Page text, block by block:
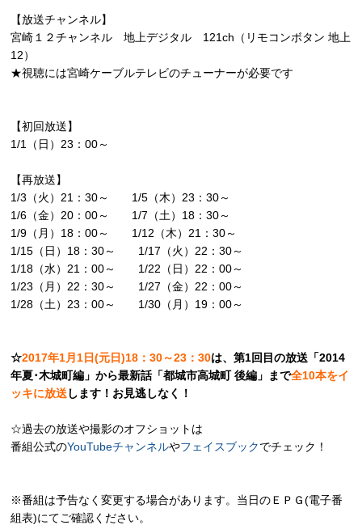
【放送チャンネル】
宮崎１２チャンネル 地上デジタル 121ch（リモコンボタン 地上
12）
★視聴には宮崎ケーブルテレビのチューナーが必要です
【初回放送】
1/1（日）23：00～
【再放送】
1/3（火）21：30～ 1/5（木）23：30～
1/6（金）20：00～ 1/7（土）18：30～
1/9（月）18：00～ 1/12（木）21：30～
1/15（日）18：30～ 1/17（火）22：30～
1/18（水）21：00～ 1/22（日）22：00～
1/23（月）22：30～ 1/27（金）22：00～
1/28（土）23：00～ 1/30（月）19：00～
☆2017年1月1日(元日)18：30～23：30は、第1回目の放送「2014
年夏･木城町編」から最新話「都城市高城町 後編」まで全10本をイ
ッキに放送します！お見逃しなく！
☆過去の放送や撮影のオフショットは
番組公式のYouTubeチャンネルやフェイスブックでチェック！
※番組は予告なく変更する場合があります。当日のＥＰＧ(電子番
組表)にてご確認ください。